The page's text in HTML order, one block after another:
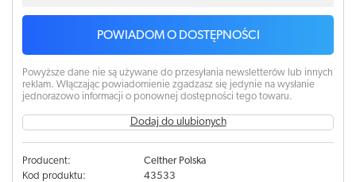
POWIADOM O DOSTĘPNOŚCI
Powyższe dane nie są używane do przesyłania newsletterów lub innych
reklam. Włączając powiadomienie zgadzasz się jedynie na wysłanie
jednorazowo informacji o ponownej dostępności tego towaru.
Dodaj do ulubionych
Producent:
Celther Polska
Kod produktu:
43533